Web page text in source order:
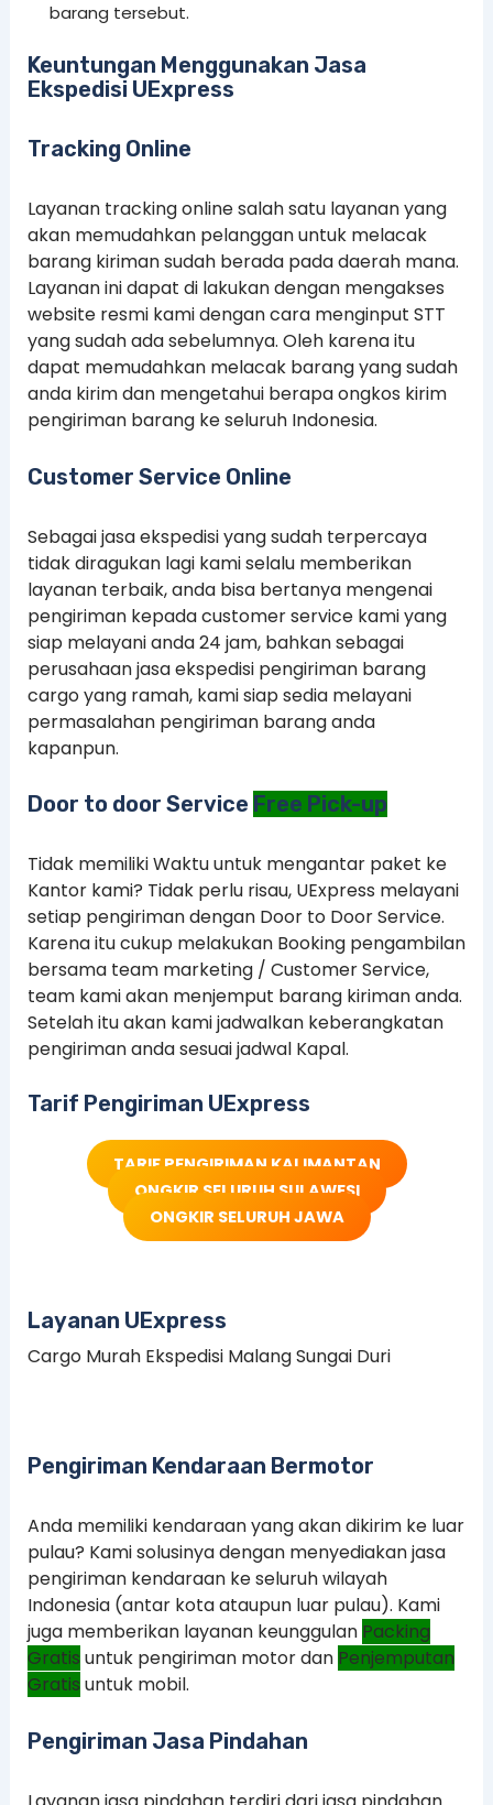
barang tersebut.
Keuntungan Menggunakan Jasa
Ekspedisi UExpress
Tracking Online
Layanan tracking online salah satu layanan yang
akan memudahkan pelanggan untuk melacak
barang kiriman sudah berada pada daerah mana.
Layanan ini dapat di lakukan dengan mengakses
website resmi kami dengan cara menginput STT
yang sudah ada sebelumnya. Oleh karena itu
dapat memudahkan melacak barang yang sudah
anda kirim dan mengetahui berapa ongkos kirim
pengiriman barang ke seluruh Indonesia.
Customer Service Online
Sebagai jasa ekspedisi yang sudah terpercaya
tidak diragukan lagi kami selalu memberikan
layanan terbaik, anda bisa bertanya mengenai
pengiriman kepada customer service kami yang
siap melayani anda 24 jam, bahkan sebagai
perusahaan jasa ekspedisi pengiriman barang
cargo yang ramah, kami siap sedia melayani
permasalahan pengiriman barang anda
kapanpun.
Door to door Service Free Pick-up
Tidak memiliki Waktu untuk mengantar paket ke
Kantor kami? Tidak perlu risau, UExpress melayani
setiap pengiriman dengan Door to Door Service.
Karena itu cukup melakukan Booking pengambilan
bersama team marketing / Customer Service,
team kami akan menjemput barang kiriman anda.
Setelah itu akan kami jadwalkan keberangkatan
pengiriman anda sesuai jadwal Kapal.
Tarif Pengiriman UExpress
TARIF PENGIRIMAN KALIMANTAN
ONGKIR SELURUH SULAWESI
ONGKIR SELURUH JAWA
Layanan UExpress
Cargo Murah Ekspedisi Malang Sungai Duri
Pengiriman Kendaraan Bermotor
Anda memiliki kendaraan yang akan dikirim ke luar
pulau? Kami solusinya dengan menyediakan jasa
pengiriman kendaraan ke seluruh wilayah
Indonesia (antar kota ataupun luar pulau). Kami
juga memberikan layanan keunggulan Packing
Gratis untuk pengiriman motor dan Penjemputan
Gratis untuk mobil.
Pengiriman Jasa Pindahan